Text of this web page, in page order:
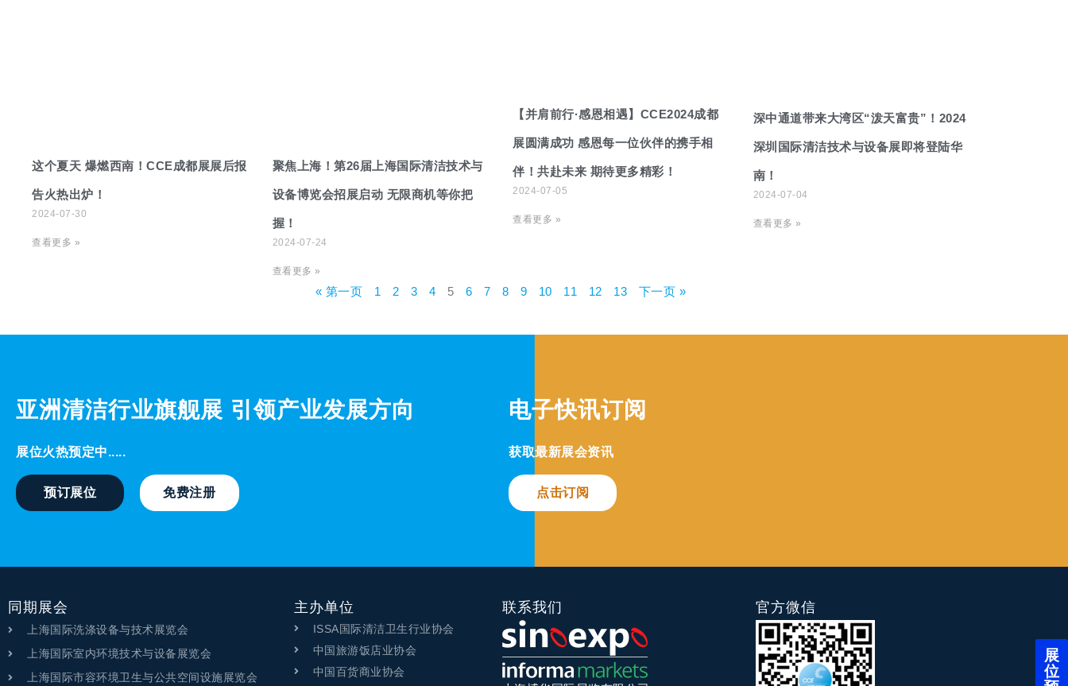
这个夏天 爆燃西南！CCE成都展展后报
告火热出炉！
2024-07-30
查看更多 »
聚焦上海！第26届上海国际清洁技术与
设备博览会招展启动 无限商机等你把
握！
2024-07-24
查看更多 »
【并肩前行·感恩相遇】CCE2024成都
展圆满成功 感恩每一位伙伴的携手相
伴！共赴未来 期待更多精彩！
2024-07-05
查看更多 »
深中通道带来大湾区“泼天富贵”！2024
深圳国际清洁技术与设备展即将登陆华
南！
2024-07-04
查看更多 »
« 第一页 1 2 3 4 5 6 7 8 9 10 11 12 13 下一页 »
亚洲清洁行业旗舰展 引领产业发展方向
展位火热预定中.....
预订展位 免费注册
电子快讯订阅
获取最新展会资讯
点击订阅
同期展会
上海国际洗涤设备与技术展览会
上海国际室内环境技术与设备展览会
上海国际市容环境卫生与公共空间设施展览会
主办单位
ISSA国际清洁卫生行业协会
中国旅游饭店业协会
中国百货商业协会
联系我们 官方微信
展
位